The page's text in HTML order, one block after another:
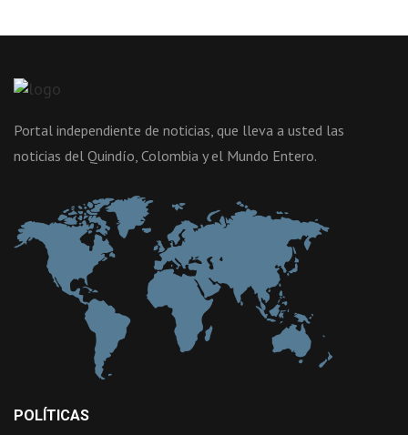
Portal independiente de noticias, que lleva a usted las
noticias del Quindío, Colombia y el Mundo Entero.
POLÍTICAS